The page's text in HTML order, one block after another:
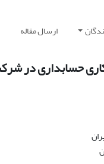
ارسال مقاله
کاری حسابداری در